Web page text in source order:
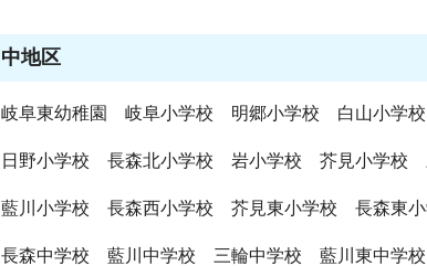
中地区
岐阜東幼稚園 岐阜小学校 明郷小学校 白山小学
日野小学校 長森北小学校 岩小学校 芥見小学校
藍川小学校 長森西小学校 芥見東小学校 長森東
長森中学校 藍川中学校 三輪中学校 藍川東中学